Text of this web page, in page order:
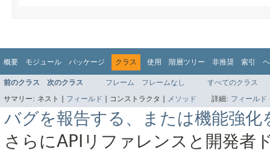
概要 モジュール パッケージ クラス 使用 階層ツリー 非推奨 索引
前のクラス 次のクラス フレーム フレームなし
すべてのクラス
サマリー: ネスト | フィールド | コンストラクタ | メソッド 詳細: フィールド
バグを報告する、または機能強化
さらにAPIリファレンスと開発者